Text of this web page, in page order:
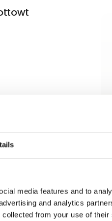
media features and to
and analytics
collected from your use of